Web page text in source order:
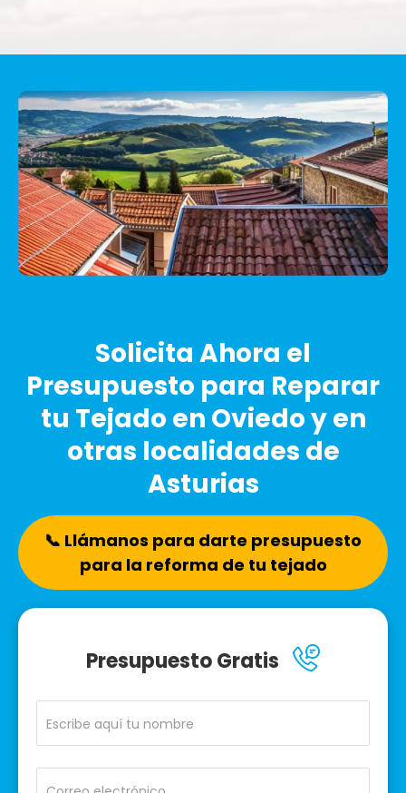
Solicita Ahora el
Presupuesto para Reparar
tu Tejado en Oviedo y en
otras localidades de
Asturias
📞 Llámanos para darte presupuesto
para la reforma de tu tejado
Presupuesto Gratis